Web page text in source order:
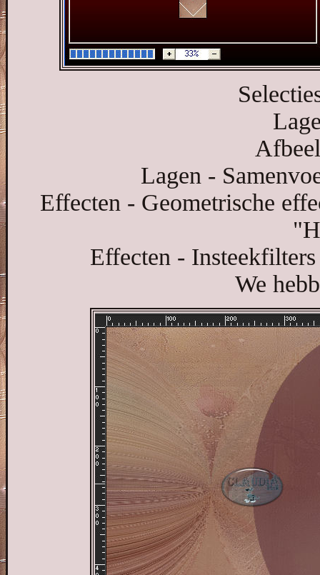
Lagen -
Effecten - Geometrische
Effecten -
We